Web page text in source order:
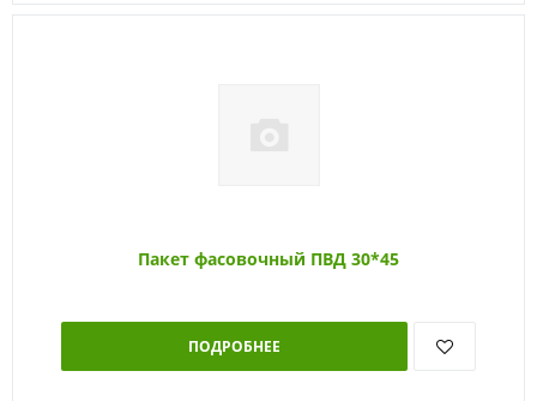
Пакет фасовочный ПВД 30*45
ПОДРОБНЕЕ